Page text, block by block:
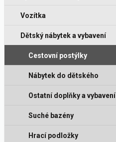
Vozítka
Dětský nábytek a vybavení
Cestovní postýlky
Nábytek do dětského
pokoje
Ostatní doplňky a vybavení
Suché bazény
Hrací podložky